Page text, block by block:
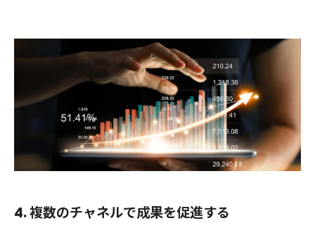
4. 複数のチャネルで成果を促進する